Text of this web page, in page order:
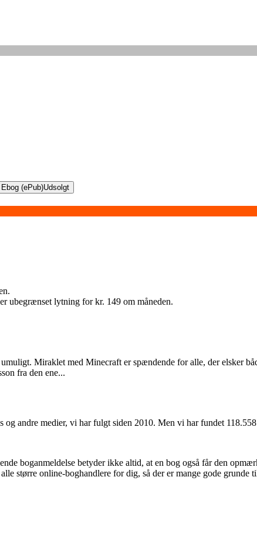
Ebog (ePub)Udsolgt
ubegrænset lytning for kr. 149 om måneden.
Miraklet med Minecraft er spændende for alle, der elsker
fra den ene...
andre medier, vi har fulgt siden 2010. Men vi har fundet
boganmeldelse betyder ikke altid, at en bog også får den
større online-boghandlere for dig, så der er mange gode